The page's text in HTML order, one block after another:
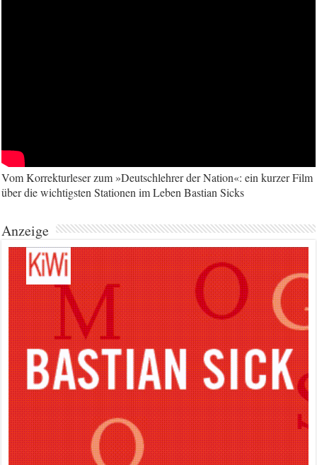
Vom Korrekturleser zum »Deutschlehrer der Nation«: ein kurzer Film
über die wichtigsten Stationen im Leben Bastian Sicks
Anzeige